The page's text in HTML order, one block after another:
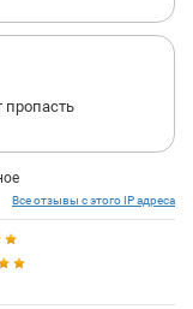
Все отзывы с этого IP адреса